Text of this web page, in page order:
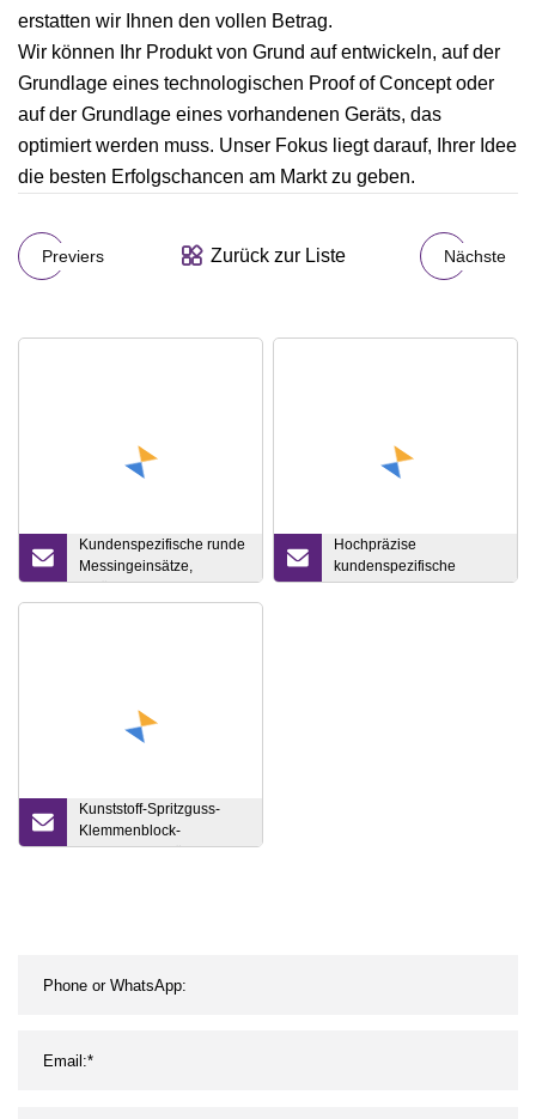
erstatten wir Ihnen den vollen Betrag.
Wir können Ihr Produkt von Grund auf entwickeln, auf der
Grundlage eines technologischen Proof of Concept oder
auf der Grundlage eines vorhandenen Geräts, das
optimiert werden muss. Unser Fokus liegt darauf, Ihrer Idee
die besten Erfolgschancen am Markt zu geben.
Previers Zurück zur Liste Nächste
Kundenspezifische runde
Messingeinsätze,
gerändelte
Hochpräzise
kundenspezifische
Metallguss-Zink-
Kunststoff-Spritzguss-
Klemmenblock-
Autoersatzteil für Kfz-